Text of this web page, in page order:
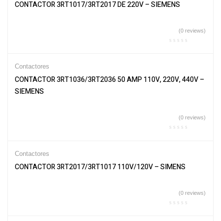
CONTACTOR 3RT1017/3RT2017 DE 220V – SIEMENS
(0 reviews)
Contactores
CONTACTOR 3RT1036/3RT2036 50 AMP 110V, 220V, 440V –
SIEMENS
(0 reviews)
Contactores
CONTACTOR 3RT2017/3RT1017 110V/120V – SIMENS
(0 reviews)